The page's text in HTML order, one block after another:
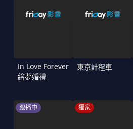
In Love Forever
繪夢婚禮
東京計程車
跟播中 獨家